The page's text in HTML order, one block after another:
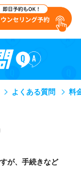
よくある質問 料
が、手続きなど